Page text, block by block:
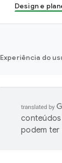
Design e
Experiência do
podem ter